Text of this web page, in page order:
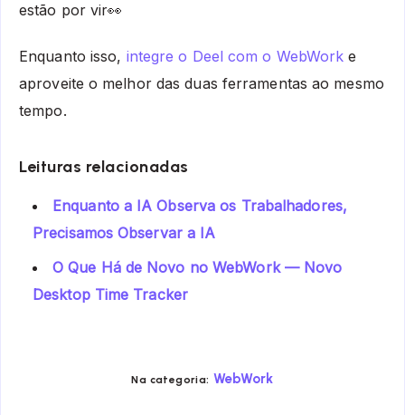
estão por vir👀
Enquanto isso, integre o Deel com o WebWork e
aproveite o melhor das duas ferramentas ao mesmo
tempo.
Leituras relacionadas
Enquanto a IA Observa os Trabalhadores,
Precisamos Observar a IA
O Que Há de Novo no WebWork — Novo
Desktop Time Tracker
Na categoria: WebWork